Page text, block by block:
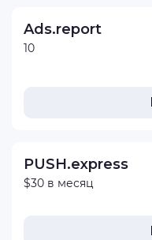
Ads.report
10
PUSH.express
$30 в месяц